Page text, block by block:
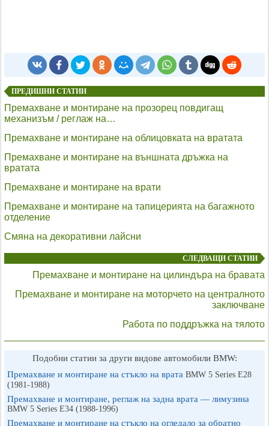
ПРЕДИШНИ СТАТИИ
Премахване и монтиране на прозорец повдигащ
механизъм / реглаж на…
Премахване и монтиране на облицовката на вратата
Премахване и монтиране на външната дръжка на
вратата
Премахване и монтиране на врати
Премахване и монтиране на тапицерията на багажното
отделение
Смяна на декоративни лайсни
СЛЕДВАЩИ СТАТИИ
Премахване и монтиране на цилиндъра на бравата
Премахване и монтиране на моторчето на централното
заключване
Работа по поддръжка на тялото
Подобни статии за други видове автомобили BMW:
Премахване и монтиране на стъкло на врата BMW 5 Series E28
(1981-1988)
Премахване и монтиране, реглаж на задна врата — лимузина
BMW 5 Series E34 (1988-1996)
Премахване и монтиране на стъкло на огледало за обратно